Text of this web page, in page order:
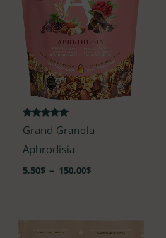
Note
4.88
Grand Granola
Aphrodisia
5,50$ – 150,00$
Plage